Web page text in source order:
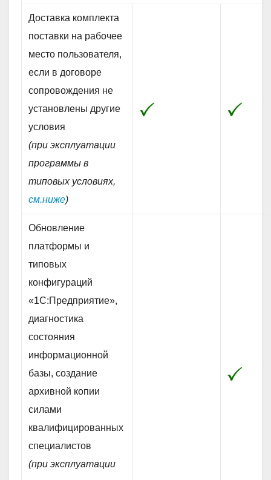
Доставка комплекта
поставки на рабочее
место пользователя,
если в договоре
сопровождения не
установлены другие
условия
(при эксплуатации
программы в
типовых условиях,
см.ниже)
Обновление
платформы и
типовых
конфигураций
«1С:Предприятие»,
диагностика
состояния
информационной
базы, создание
архивной копии
силами
квалифицированных
специалистов
(при эксплуатации